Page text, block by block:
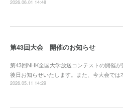
2026.06.01 14:48
第43回大会 開催のお知らせ
第43回NHK全国大学放送コンテストの開催
後日お知らせいたします。また、今大会では
2026.05.11 14:29